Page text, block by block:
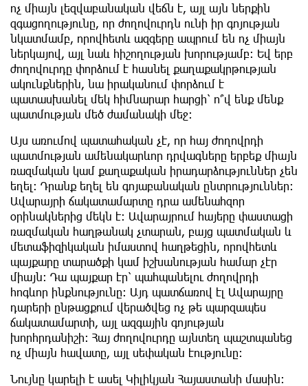
ոչ միայն լեզվաբանական վեճն է, այլ այն ներքին
զգացողությունը, որ ժողովուրդն ունի իր գոյության
նկատմամբ, որովհետև ազգերը ապրում են ոչ միայն
ներկայով, այլ նաև հիշողության խորությամբ։ Եվ երբ
ժողովուրդը փորձում է հասնել քաղաքակրթության
ակունքներին, նա իրականում փորձում է
պատասխանել մեկ հիմնարար հարցի՝ ո՞վ ենք մենք
պատմության մեծ ժամանակի մեջ։
Այս առումով պատահական չէ, որ հայ ժողովրդի
պատմության ամենակարևոր դրվագները երբեք միայն
ռազմական կամ քաղաքական իրադարձություններ չեն
եղել։ Դրանք եղել են գոյաբանական ընտրություններ։
Ավարայրի ճակատամարտը դրա ամենահզոր
օրինակներից մեկն է։ Ավարայրում հայերը փաստացի
ռազմական հաղթանակ չտարան, բայց պատմական և
մետաֆիզիկական իմաստով հաղթեցին, որովհետև
պայքարը տարածքի կամ իշխանության համար չէր
միայն։ Դա պայքար էր՝ պահպանելու ժողովրդի
հոգևոր ինքնությունը։ Այդ պատճառով էլ Ավարայրը
դարերի ընթացքում վերածվեց ոչ թե պարզապես
ճակատամարտի, այլ ազգային գոյության
խորհրդանիշի։ Հայ ժողովուրդը այնտեղ պաշտպանեց
ոչ միայն հավատը, այլ սեփական էությունը։
Նույնը կարելի է ասել Կիլիկյան Հայաստանի մասին։